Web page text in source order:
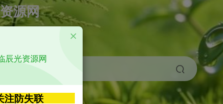
源网
源分享平台
getapp 原神
辰光资源网
注防失联